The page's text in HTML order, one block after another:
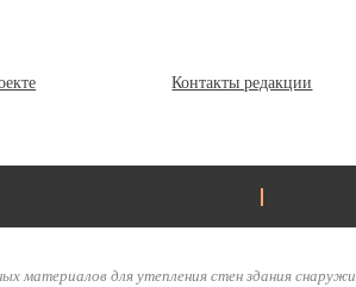
Контакты редакции
материалов для утепления стен здания снаружи